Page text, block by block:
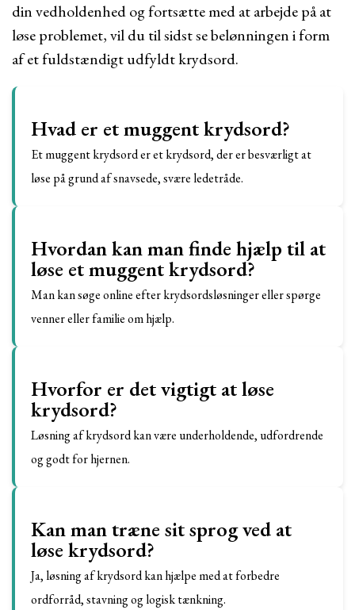
din vedholdenhed og fortsætte med at arbejde på at
løse problemet, vil du til sidst se belønningen i form
af et fuldstændigt udfyldt krydsord.
Hvad er et muggent krydsord?
Et muggent krydsord er et krydsord, der er besværligt at
løse på grund af snavsede, svære ledetråde.
Hvordan kan man finde hjælp til at
løse et muggent krydsord?
Man kan søge online efter krydsordsløsninger eller spørge
venner eller familie om hjælp.
Hvorfor er det vigtigt at løse
krydsord?
Løsning af krydsord kan være underholdende, udfordrende
og godt for hjernen.
Kan man træne sit sprog ved at
løse krydsord?
Ja, løsning af krydsord kan hjælpe med at forbedre
ordforråd, stavning og logisk tænkning.